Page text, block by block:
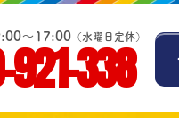
～17:00 （水曜日定休）
338